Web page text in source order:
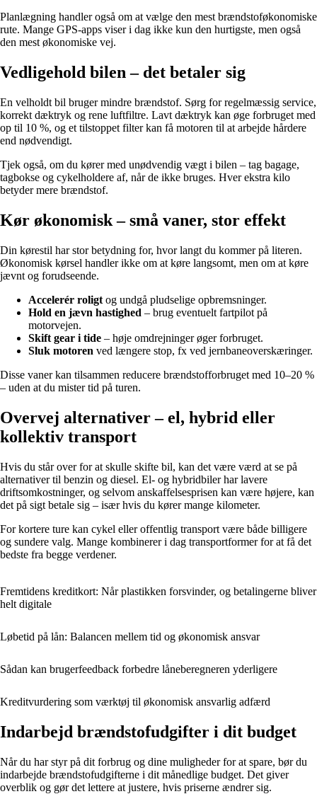
Planlægning handler også om at vælge den mest brændstoføkonomiske
rute. Mange GPS-apps viser i dag ikke kun den hurtigste, men også
den mest økonomiske vej.
Vedligehold bilen – det betaler sig
En velholdt bil bruger mindre brændstof. Sørg for regelmæssig service,
korrekt dæktryk og rene luftfiltre. Lavt dæktryk kan øge forbruget med
op til 10 %, og et tilstoppet filter kan få motoren til at arbejde hårdere
end nødvendigt.
Tjek også, om du kører med unødvendig vægt i bilen – tag bagage,
tagbokse og cykelholdere af, når de ikke bruges. Hver ekstra kilo
betyder mere brændstof.
Kør økonomisk – små vaner, stor effekt
Din kørestil har stor betydning for, hvor langt du kommer på literen.
Økonomisk kørsel handler ikke om at køre langsomt, men om at køre
jævnt og forudseende.
Accelerér roligt og undgå pludselige opbremsninger.
Hold en jævn hastighed – brug eventuelt fartpilot på
motorvejen.
Skift gear i tide – høje omdrejninger øger forbruget.
Sluk motoren ved længere stop, fx ved jernbaneoverskæringer.
Disse vaner kan tilsammen reducere brændstofforbruget med 10–20 %
– uden at du mister tid på turen.
Overvej alternativer – el, hybrid eller
kollektiv transport
Hvis du står over for at skulle skifte bil, kan det være værd at se på
alternativer til benzin og diesel. El- og hybridbiler har lavere
driftsomkostninger, og selvom anskaffelsesprisen kan være højere, kan
det på sigt betale sig – især hvis du kører mange kilometer.
For kortere ture kan cykel eller offentlig transport være både billigere
og sundere valg. Mange kombinerer i dag transportformer for at få det
bedste fra begge verdener.
Fremtidens kreditkort: Når plastikken forsvinder, og betalingerne bliver
helt digitale
Løbetid på lån: Balancen mellem tid og økonomisk ansvar
Sådan kan brugerfeedback forbedre låneberegneren yderligere
Kreditvurdering som værktøj til økonomisk ansvarlig adfærd
Indarbejd brændstofudgifter i dit budget
Når du har styr på dit forbrug og dine muligheder for at spare, bør du
indarbejde brændstofudgifterne i dit månedlige budget. Det giver
overblik og gør det lettere at justere, hvis priserne ændrer sig.